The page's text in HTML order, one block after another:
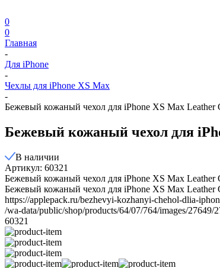
0
0
Главная
-
Для iPhone
-
Чехлы для iPhone XS Max
-
Бежевый кожаный чехол для iPhone XS Max Leather
Бежевый кожаный чехол для
В наличии
Артикул: 60321
Бежевый кожаный чехол для iPhone XS Max Leather
Бежевый кожаный чехол для iPhone XS Max Leather
https://applepack.ru/bezhevyi-kozhanyi-chehol-dlia-
/wa-data/public/shop/products/64/07/764/images/27649/
60321